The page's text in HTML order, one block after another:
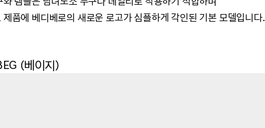
제품에 베디베로의 새로운 로고가 심플하게 각인된 기본 모델입니다.
(베이지)